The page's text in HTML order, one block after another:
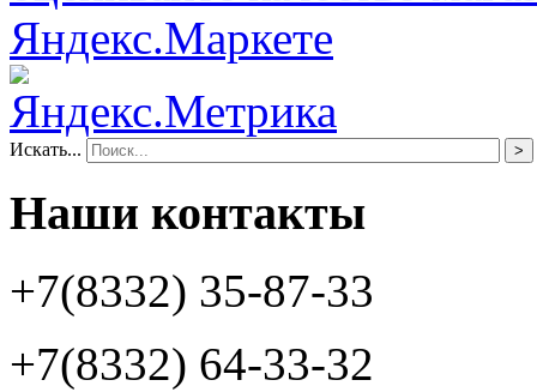
Искать... >
Наши контакты
+7(8332) 35-87-33
+7(8332) 64-33-32